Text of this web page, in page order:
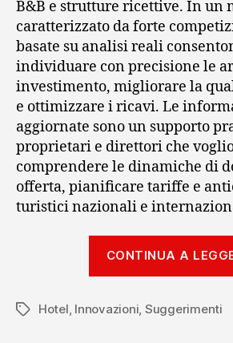
B&B e strutture ricettive. In un
caratterizzato da forte
basate su analisi reali
individuare con precisione le
investimento, migliorare la
e ottimizzare i ricavi. Le
aggiornate sono un supporto
proprietari e direttori che
comprendere le dinamiche di
offerta, pianificare tariffe e
turistici nazionali e
CONTINUA A
Tag Hotel Innovazioni Suggerimenti